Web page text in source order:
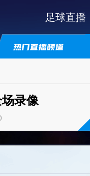
足球直播
录像